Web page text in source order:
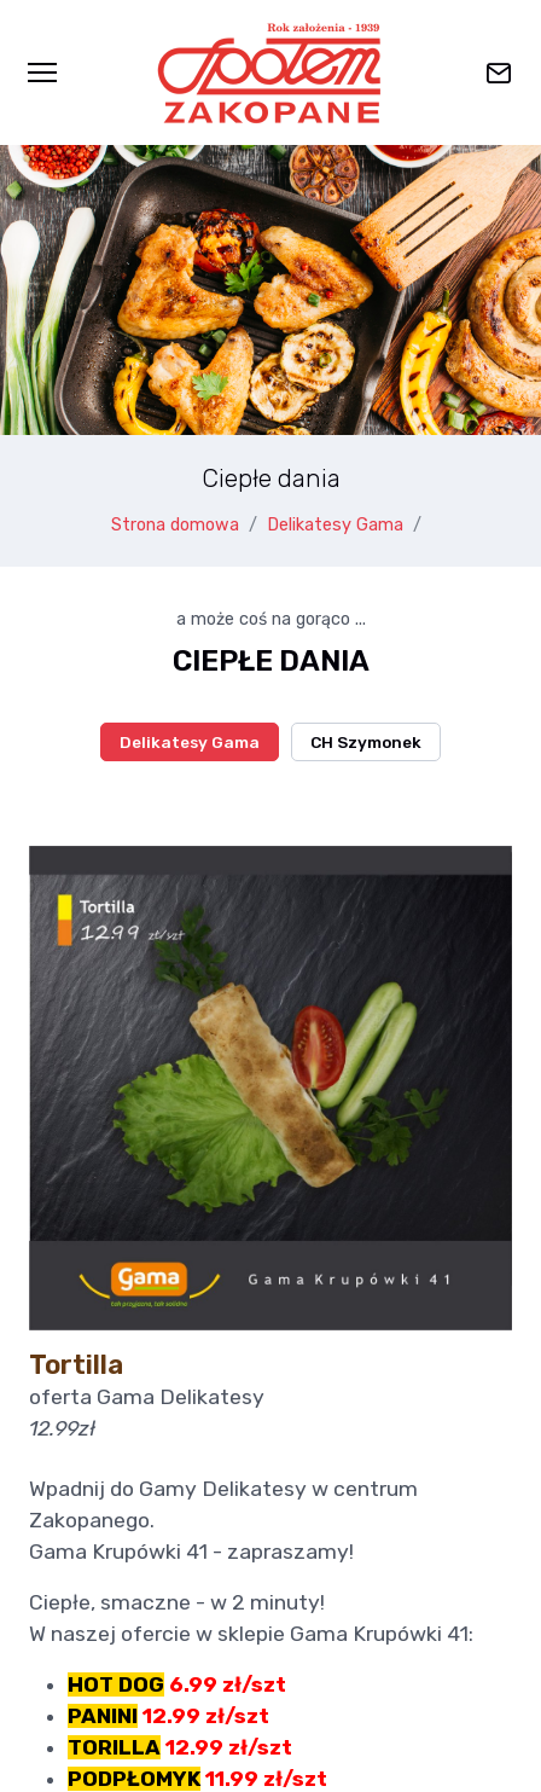
Ciepłe dania
Strona domowa Delikatesy Gama
a może coś na gorąco ...
CIEPŁE DANIA
Delikatesy Gama CH Szymonek
Tortilla
oferta Gama Delikatesy
12.99zł
Wpadnij do Gamy Delikatesy w centrum
Zakopanego.
Gama Krupówki 41 - zapraszamy!
Ciepłe, smaczne - w 2 minuty!
W naszej ofercie w sklepie Gama Krupówki 41:
HOT DOG 6.99 zł/szt
PANINI 12.99 zł/szt
TORILLA 12.99 zł/szt
PODPŁOMYK 11.99 zł/szt